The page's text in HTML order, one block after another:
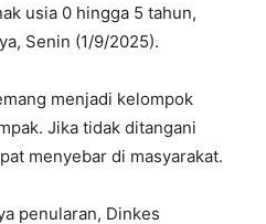
usia 0 hingga 5 tahun,
Senin (1/9/2025).
menjadi kelompok
Jika tidak ditangani
menyebar di masyarakat.
penularan, Dinkes